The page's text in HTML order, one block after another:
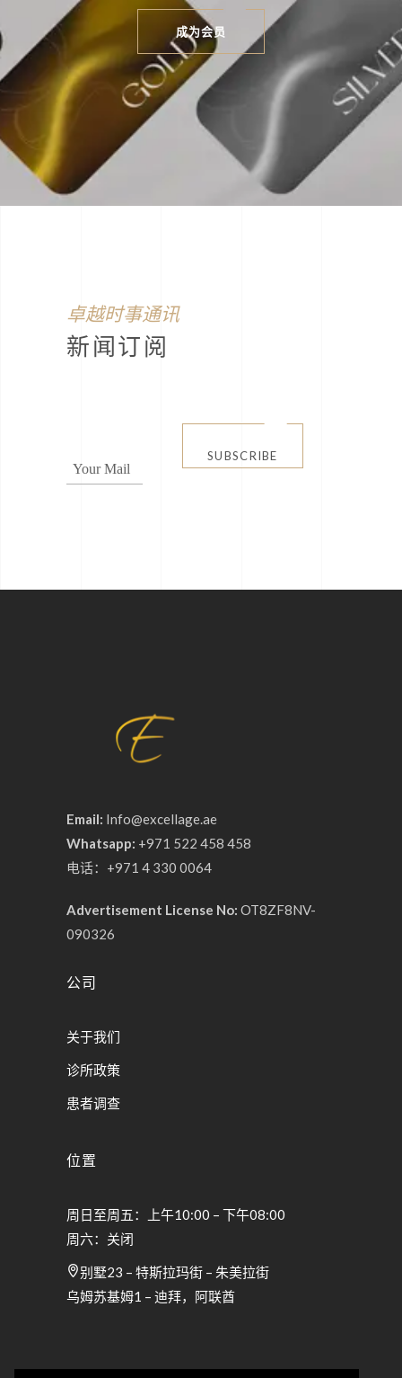
成为会员
卓越时事通讯
新闻订阅
SUBSCRIBE
Email: Info@excellage.ae
Whatsapp: +971 522 458 458
电话：+971 4 330 0064
Advertisement License No: OT8ZF8NV-
090326
公司
关于我们
诊所政策
患者调查
位置
周日至周五：上午10:00 – 下午08:00
周六：关闭
别墅23 – 特斯拉玛街 – 朱美拉街
乌姆苏基姆1 – 迪拜，阿联酋